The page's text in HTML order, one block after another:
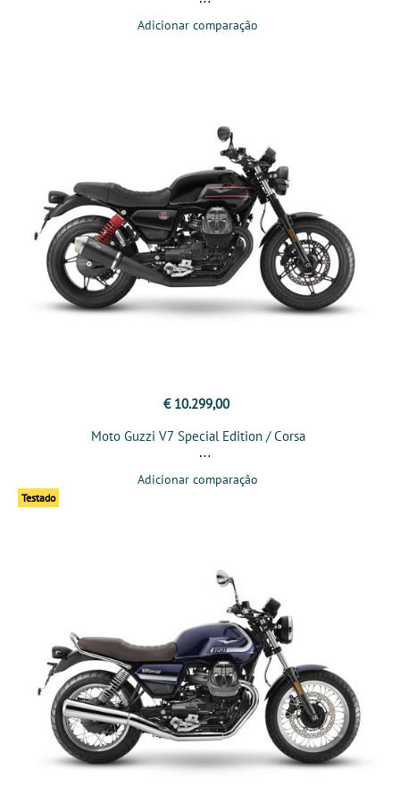
Adicionar comparação
€ 10.299,00
Moto Guzzi V7 Special Edition / Corsa
Adicionar comparação
Testado